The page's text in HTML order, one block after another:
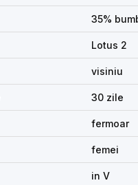
35%
Lotus 2
visiniu
30 zile
fermoar
femei
in V